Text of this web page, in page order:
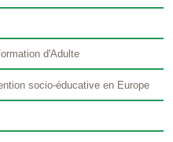
d'Adulte
socio-éducative en Europe